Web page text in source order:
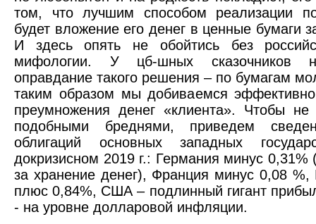
том, что лучшим способом реализации
будет вложение его денег в ценные бумаги
И здесь опять не обойтись без
мифологии. У цб-шных сказочников
оправдание такого решения – по бумагам
таким образом мы добиваемся
преумножения денег «клиента». Чтобы не
подобными бреднями, приведем
облигаций основных западных
докризисном 2019 г.: Германия минус 0,31%
за хранение денег), Франция минус 0,08 %,
плюс 0,84%, США – подлинный гигант
- на уровне долларовой инфляции.